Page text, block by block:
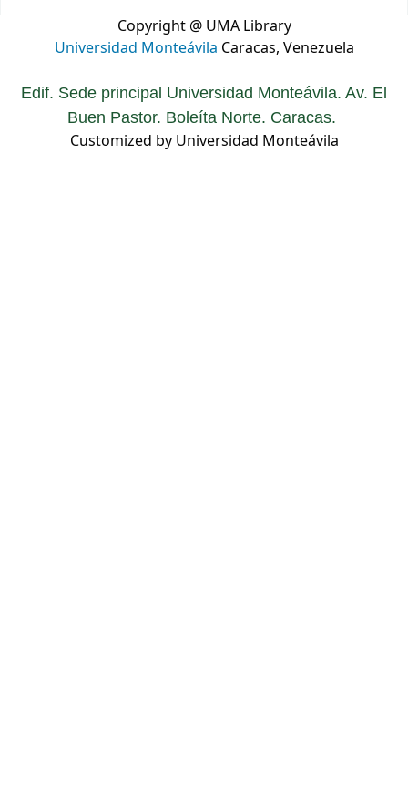
Copyright @ UMA Library
Universidad Monteávila Caracas, Venezuela
Edif. Sede principal Universidad Monteávila. Av. El
Buen Pastor. Boleíta Norte. Caracas.
Customized by Universidad Monteávila